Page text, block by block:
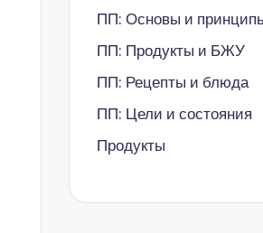
ПП: Основы и
ПП: Продукты и БЖУ
ПП: Рецепты и блюда
ПП: Цели и состояния
Продукты